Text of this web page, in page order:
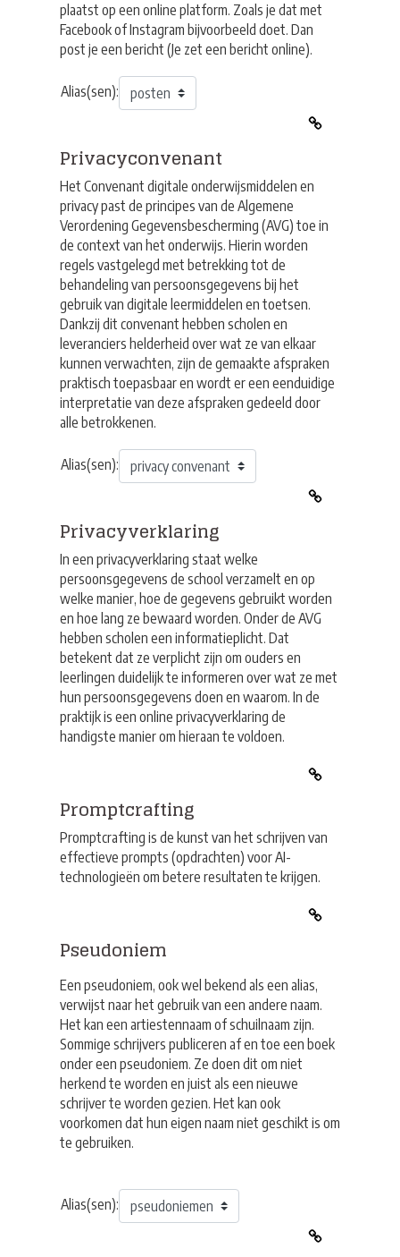
plaatst op een online platform. Zoals je dat met
Facebook of Instagram bijvoorbeeld doet. Dan
post je een bericht (Je zet een bericht online).
Alias(sen):
Privacyconvenant
Het Convenant digitale onderwijsmiddelen en
privacy past de principes van de Algemene
Verordening Gegevensbescherming (AVG) toe in
de context van het onderwijs. Hierin worden
regels vastgelegd met betrekking tot de
behandeling van persoonsgegevens bij het
gebruik van digitale leermiddelen en toetsen.
Dankzij dit convenant hebben scholen en
leveranciers helderheid over wat ze van elkaar
kunnen verwachten, zijn de gemaakte afspraken
praktisch toepasbaar en wordt er een eenduidige
interpretatie van deze afspraken gedeeld door
alle betrokkenen.
Alias(sen):
Privacyverklaring
In een privacyverklaring staat welke
persoonsgegevens de school verzamelt en op
welke manier, hoe de gegevens gebruikt worden
en hoe lang ze bewaard worden. Onder de AVG
hebben scholen een informatieplicht. Dat
betekent dat ze verplicht zijn om ouders en
leerlingen duidelijk te informeren over wat ze met
hun persoonsgegevens doen en waarom. In de
praktijk is een online privacyverklaring de
handigste manier om hieraan te voldoen.
Promptcrafting
Promptcrafting is de kunst van het schrijven van
effectieve prompts (opdrachten) voor AI-
technologieën om betere resultaten te krijgen.
Pseudoniem
Een pseudoniem, ook wel bekend als een alias,
verwijst naar het gebruik van een andere naam.
Het kan een artiestennaam of schuilnaam zijn.
Sommige schrijvers publiceren af en toe een boek
onder een pseudoniem. Ze doen dit om niet
herkend te worden en juist als een nieuwe
schrijver te worden gezien. Het kan ook
voorkomen dat hun eigen naam niet geschikt is om
te gebruiken.
Alias(sen):